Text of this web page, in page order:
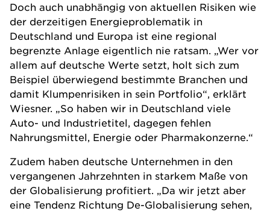
Doch auch unabhängig von aktuellen Risiken wie
der derzeitigen Energieproblematik in
Deutschland und Europa ist eine regional
begrenzte Anlage eigentlich nie ratsam. „Wer vor
allem auf deutsche Werte setzt, holt sich zum
Beispiel überwiegend bestimmte Branchen und
damit Klumpenrisiken in sein Portfolio“, erklärt
Wiesner. „So haben wir in Deutschland viele
Auto- und Industrietitel, dagegen fehlen
Nahrungsmittel, Energie oder Pharmakonzerne.“
Zudem haben deutsche Unternehmen in den
vergangenen Jahrzehnten in starkem Maße von
der Globalisierung profitiert. „Da wir jetzt aber
eine Tendenz Richtung De-Globalisierung sehen,